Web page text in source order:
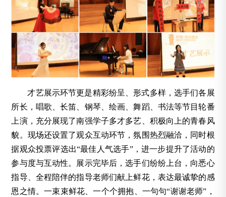
才艺展示环节更是精彩纷呈、形式多样，选手们各展
所长，唱歌、长笛、钢琴、绘画、舞蹈、书法等节目轮番
上演，充分展现了南强学子多才多艺、积极向上的青春风
貌。现场还设置了观众互动环节，氛围热烈融洽，同时根
据观众投票评选出“最佳人气选手”，进一步提升了活动的
参与度与互动性。展示完毕后，选手们纷纷上台，向悉心
指导、全程陪伴的指导老师们献上鲜花，表达最诚挚的感
恩之情。一束束鲜花、一个个拥抱、一句句“谢谢老师”，